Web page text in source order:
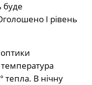
буде
І рівень
тепла. В нічну